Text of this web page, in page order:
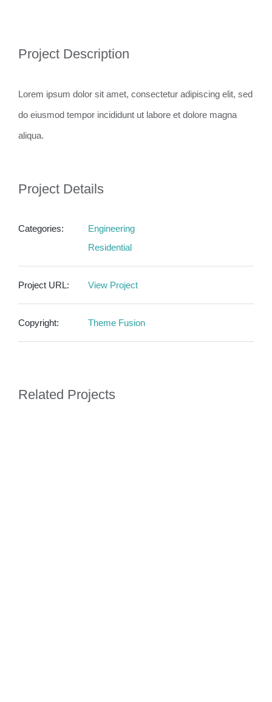
Larger
Project Description
Lorem ipsum dolor sit amet, consectetur adipiscing elit, sed
do eiusmod tempor incididunt ut labore et dolore magna
aliqua.
Project Details
Categories:
Engineering
Residential
Project URL: View Project
Copyright: Theme Fusion
Related Projects